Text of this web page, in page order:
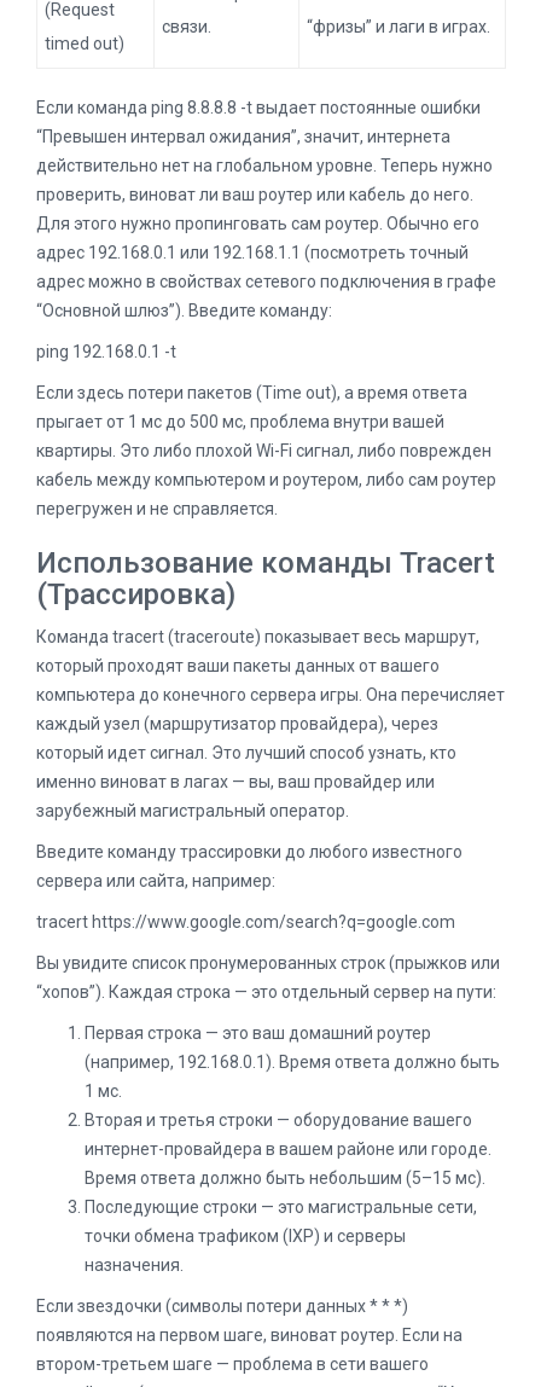
(Request
timed out)
связи.
“фризы” и лаги в играх.
Если команда ping 8.8.8.8 -t выдает постоянные ошибки
“Превышен интервал ожидания”, значит, интернета
действительно нет на глобальном уровне. Теперь нужно
проверить, виноват ли ваш роутер или кабель до него.
Для этого нужно пропинговать сам роутер. Обычно его
адрес 192.168.0.1 или 192.168.1.1 (посмотреть точный
адрес можно в свойствах сетевого подключения в графе
“Основной шлюз”). Введите команду:
ping 192.168.0.1 -t
Если здесь потери пакетов (Time out), а время ответа
прыгает от 1 мс до 500 мс, проблема внутри вашей
квартиры. Это либо плохой Wi-Fi сигнал, либо поврежден
кабель между компьютером и роутером, либо сам роутер
перегружен и не справляется.
Использование команды Tracert
(Трассировка)
Команда tracert (traceroute) показывает весь маршрут,
который проходят ваши пакеты данных от вашего
компьютера до конечного сервера игры. Она перечисляет
каждый узел (маршрутизатор провайдера), через
который идет сигнал. Это лучший способ узнать, кто
именно виноват в лагах — вы, ваш провайдер или
зарубежный магистральный оператор.
Введите команду трассировки до любого известного
сервера или сайта, например:
tracert https://www.google.com/search?q=google.com
Вы увидите список пронумерованных строк (прыжков или
“хопов”). Каждая строка — это отдельный сервер на пути:
Первая строка — это ваш домашний роутер
(например, 192.168.0.1). Время ответа должно быть
1 мс.
Вторая и третья строки — оборудование вашего
интернет-провайдера в вашем районе или городе.
Время ответа должно быть небольшим (5–15 мс).
Последующие строки — это магистральные сети,
точки обмена трафиком (IXP) и серверы
назначения.
Если звездочки (символы потери данных * * *)
появляются на первом шаге, виноват роутер. Если на
втором-третьем шаге — проблема в сети вашего